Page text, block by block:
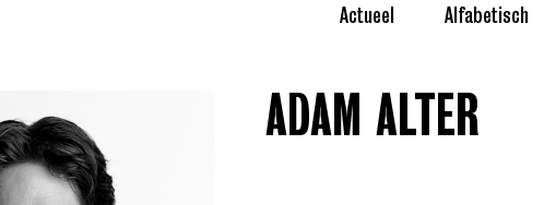
Actueel Alfabetisch
ADAM ALTER